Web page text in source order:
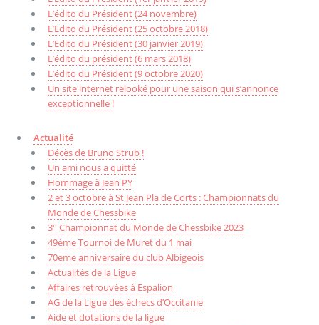
L’édito du Président (24 novembre)
L’Edito du Président (25 octobre 2018)
L’Edito du Président (30 janvier 2019)
L’édito du président (6 mars 2018)
L’édito du Président (9 octobre 2020)
Un site internet relooké pour une saison qui s’annonce
exceptionnelle !
Actualité
Décès de Bruno Strub !
Un ami nous a quitté
Hommage à Jean PY
2 et 3 octobre à St Jean Pla de Corts : Championnats du
Monde de Chessbike
3° Championnat du Monde de Chessbike 2023
49ème Tournoi de Muret du 1 mai
70eme anniversaire du club Albigeois
Actualités de la Ligue
Affaires retrouvées à Espalion
AG de la Ligue des échecs d’Occitanie
Aide et dotations de la ligue